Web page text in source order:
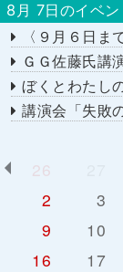
8月 7日のイベン
〈９月６日まで開催
ＧＧ佐藤氏講
ぼくとわたし
講演会「失敗の
26
2
3
9
10
16
17